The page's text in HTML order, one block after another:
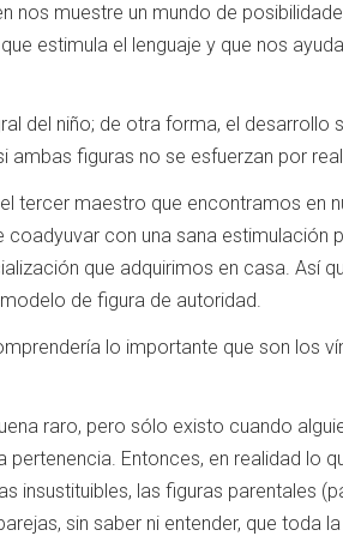
nos muestre un mundo de
estimula el lenguaje y que nos
niño; de otra forma, el desarrollo
ambas figuras no se esfuerzan por
maestro que encontramos en
con una sana estimulación
que adquirimos en casa. Así
de figura de autoridad.
lo importante que son los
raro, pero sólo existo cuando
Entonces, en realidad lo
insustituibles, las figuras parentales
sin saber ni entender, que toda